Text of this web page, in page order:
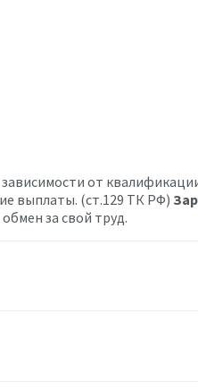
от
выплаты. (ст.129 ТК РФ)
за свой труд.